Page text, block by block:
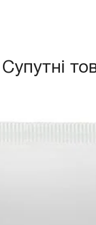
Супутні